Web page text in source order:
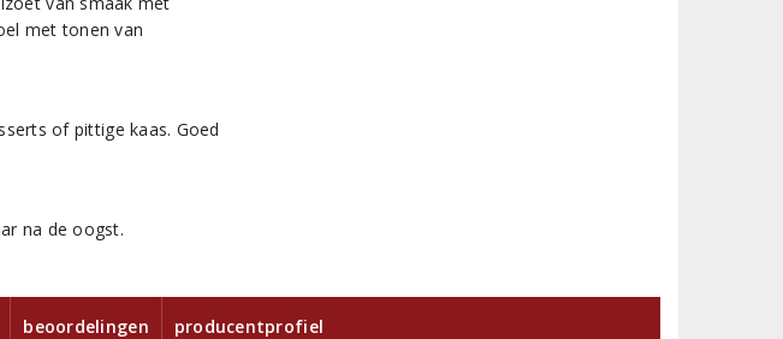
met tonen van
of pittige kaas. Goed
na de oogst.
beoordelingen producentprofiel